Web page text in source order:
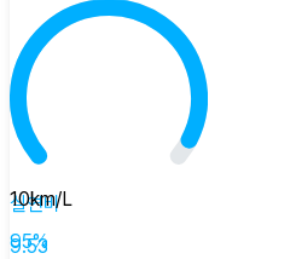
실연비
9.53
10km/L
95%